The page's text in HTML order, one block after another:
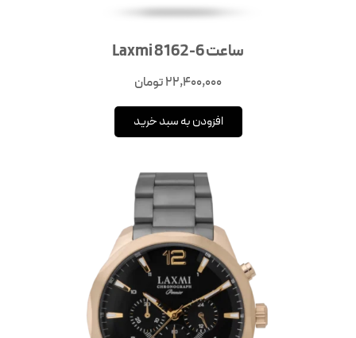
ساعت Laxmi 8162-6
22,400,000تومان
افزودن به سبد خرید